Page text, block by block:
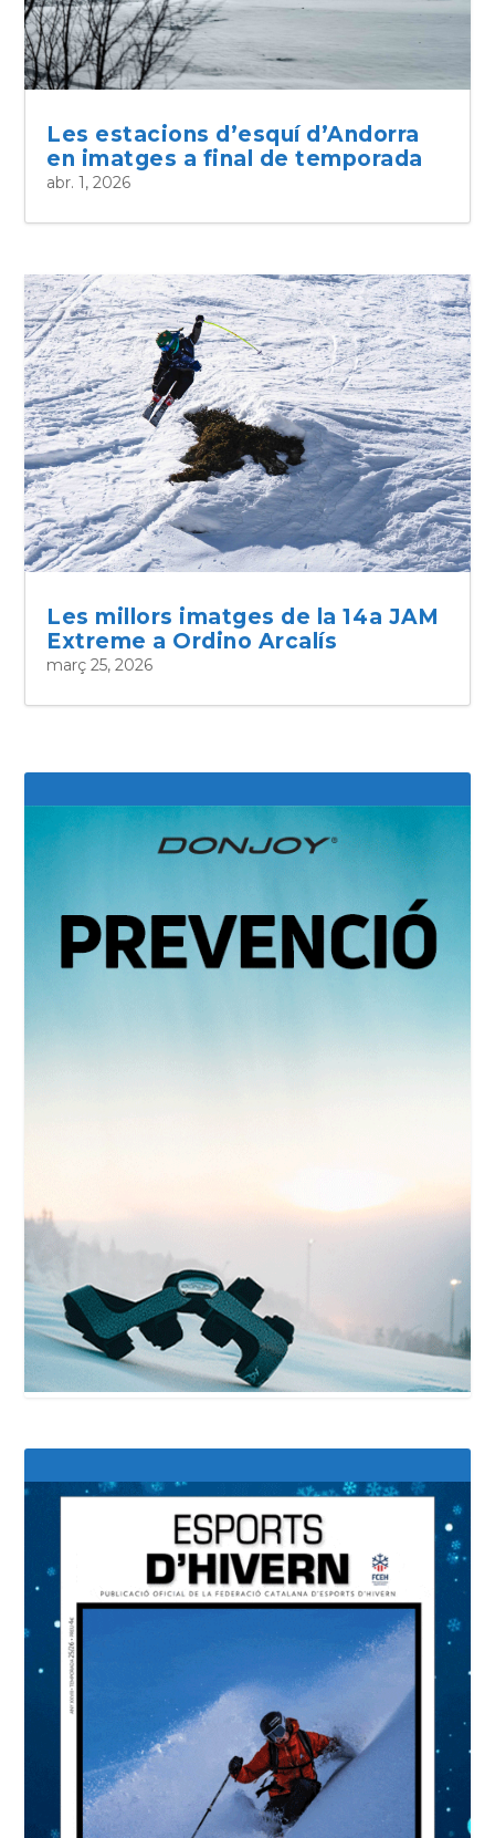
Les estacions d’esquí d’Andorra
en imatges a final de temporada
abr. 1, 2026
Les millors imatges de la 14a JAM
Extreme a Ordino Arcalís
març 25, 2026